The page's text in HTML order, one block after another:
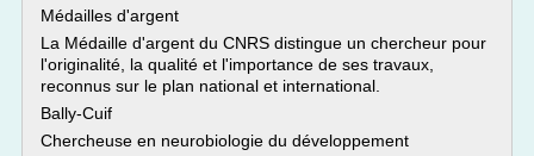
Médailles d'argent
La Médaille d'argent du CNRS distingue un chercheur pour
l'originalité, la qualité et l'importance de ses travaux,
reconnus sur le plan national et international.
Bally-Cuif
Chercheuse en neurobiologie du développement